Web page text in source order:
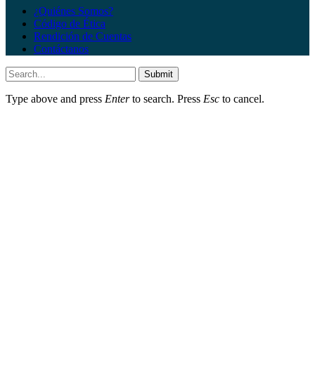
¿Quiénes Somos?
Código de Ética
Rendición de Cuentas
Contáctanos
Submit
Type above and press Enterto search. Press Esc to cancel.